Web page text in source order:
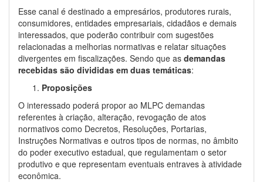
Esse canal é destinado a empresários, produtores rurais,
consumidores, entidades empresariais, cidadãos e demais
interessados, que poderão contribuir com sugestões
relacionadas a melhorias normativas e relatar situações
divergentes em fiscalizações. Sendo que as demandas
recebidas são divididas em duas temáticas:
Proposições
O interessado poderá propor ao MLPC demandas
referentes à criação, alteração, revogação de atos
normativos como Decretos, Resoluções, Portarias,
Instruções Normativas e outros tipos de normas, no âmbito
do poder executivo estadual, que regulamentam o setor
produtivo e que representam eventuais entraves à atividade
econômica.